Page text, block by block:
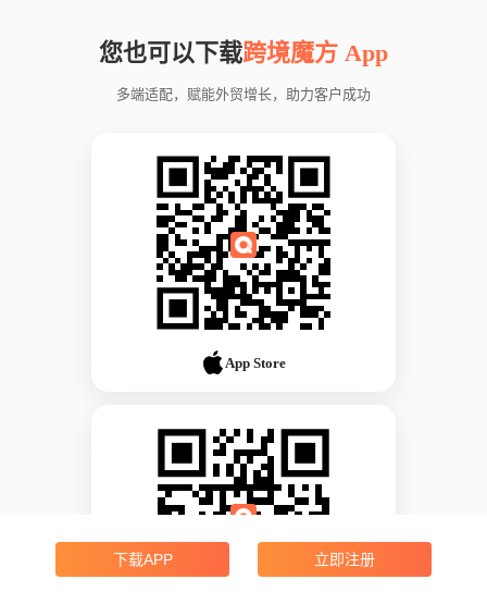
您也可以下载跨境魔方 App
多端适配，赋能外贸增长，助力客户成功
App Store
下载APP 立即注册